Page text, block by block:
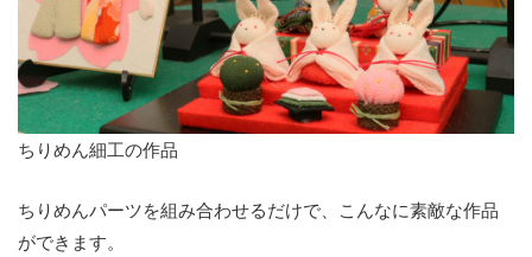
ちりめん細工の作品
ちりめんパーツを組み合わせるだけで、こんなに素敵な作品
ができます。